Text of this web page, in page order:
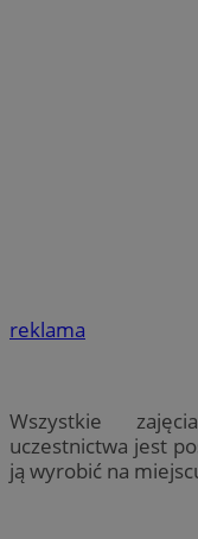
reklama
Wszystkie
uczestnictwa jest
ją wyrobić na